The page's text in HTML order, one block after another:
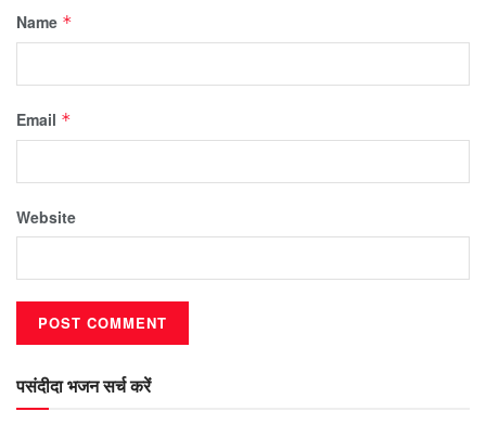
Name *
Email *
Website
पसंदीदा भजन सर्च करें